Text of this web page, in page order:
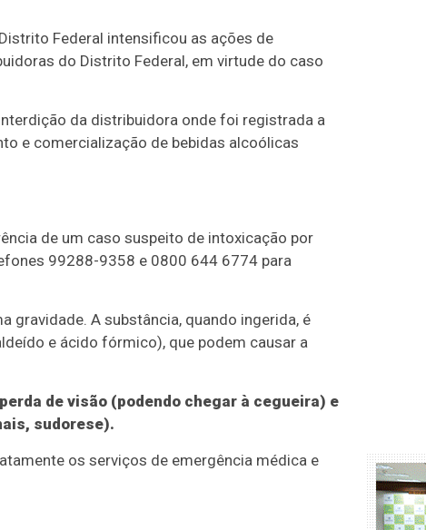
Federal intensificou as ações de
do Distrito Federal, em virtude do caso
da distribuidora onde foi registrada a
e comercialização de bebidas alcoólicas
de um caso suspeito de intoxicação por
99288-9358 e 0800 644 6774 para
gravidade. A substância, quando ingerida, é
e ácido fórmico), que podem causar a
de visão (podendo chegar à cegueira) e
sudorese).
os serviços de emergência médica e